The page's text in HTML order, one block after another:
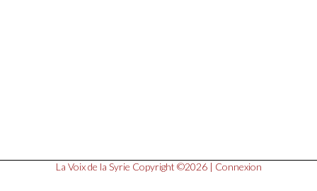
La Voix de la Syrie Copyright ©2026 | Connexion